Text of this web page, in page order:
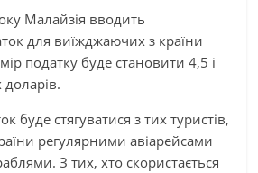
Малайзія вводить
для виїжджаючих з країни
податку буде становити 4,5 і
буде стягуватися з тих туристів,
регулярними авіарейсами
З тих, хто скористається